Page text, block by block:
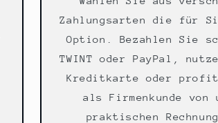
Zahlungsarten die für
Option. Bezahlen Sie
TWINT oder PayPal,
Kreditkarte oder
als Firmenkunde von
praktischen